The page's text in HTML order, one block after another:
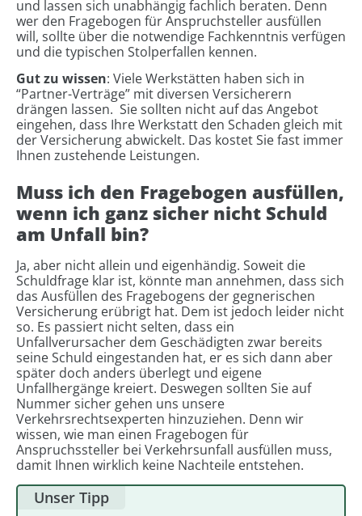
und lassen sich unabhängig fachlich beraten. Denn
wer den Fragebogen für Anspruchsteller ausfüllen
will, sollte über die notwendige Fachkenntnis verfügen
und die typischen Stolperfallen kennen.
Gut zu wissen: Viele Werkstätten haben sich in
“Partner-Verträge” mit diversen Versicherern
drängen lassen. Sie sollten nicht auf das Angebot
eingehen, dass Ihre Werkstatt den Schaden gleich mit
der Versicherung abwickelt. Das kostet Sie fast immer
Ihnen zustehende Leistungen.
Muss ich den Fragebogen ausfüllen,
wenn ich ganz sicher nicht Schuld
am Unfall bin?
Ja, aber nicht allein und eigenhändig. Soweit die
Schuldfrage klar ist, könnte man annehmen, dass sich
das Ausfüllen des Fragebogens der gegnerischen
Versicherung erübrigt hat. Dem ist jedoch leider nicht
so. Es passiert nicht selten, dass ein
Unfallverursacher dem Geschädigten zwar bereits
seine Schuld eingestanden hat, er es sich dann aber
später doch anders überlegt und eigene
Unfallhergänge kreiert. Deswegen sollten Sie auf
Nummer sicher gehen uns unsere
Verkehrsrechtsexperten hinzuziehen. Denn wir
wissen, wie man einen Fragebogen für
Anspruchssteller bei Verkehrsunfall ausfüllen muss,
damit Ihnen wirklich keine Nachteile entstehen.
Unser Tipp